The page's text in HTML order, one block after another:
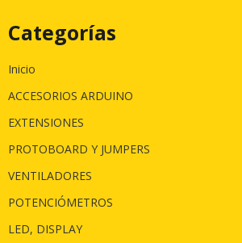
Categorías
Inicio
ACCESORIOS ARDUINO
EXTENSIONES
PROTOBOARD Y JUMPERS
VENTILADORES
POTENCIÓMETROS
LED, DISPLAY